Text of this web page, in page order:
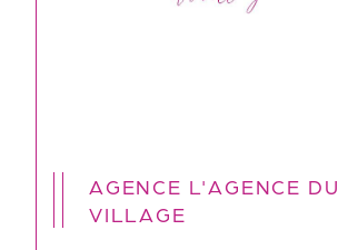
AGENCE L'AGENCE DU
VILLAGE